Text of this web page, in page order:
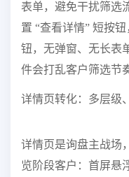
表单，避免干扰筛选
置 “查看详情” 短按
钮，无弹窗、无长表
件会打乱客户筛选节
详情页转化：多层级
详情页是询盘主战场
览阶段客户：首屏悬